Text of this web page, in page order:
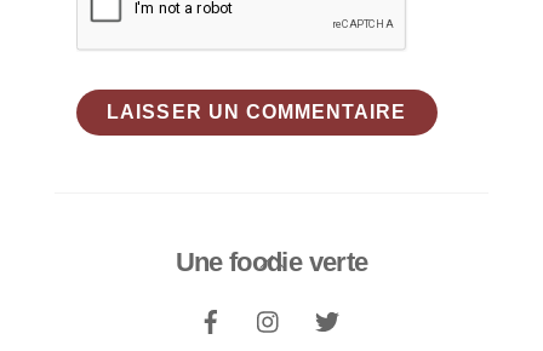
Back
Top
Une foodie verte